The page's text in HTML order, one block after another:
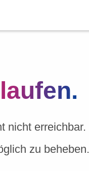
nicht erreichbar.
zu beheben.